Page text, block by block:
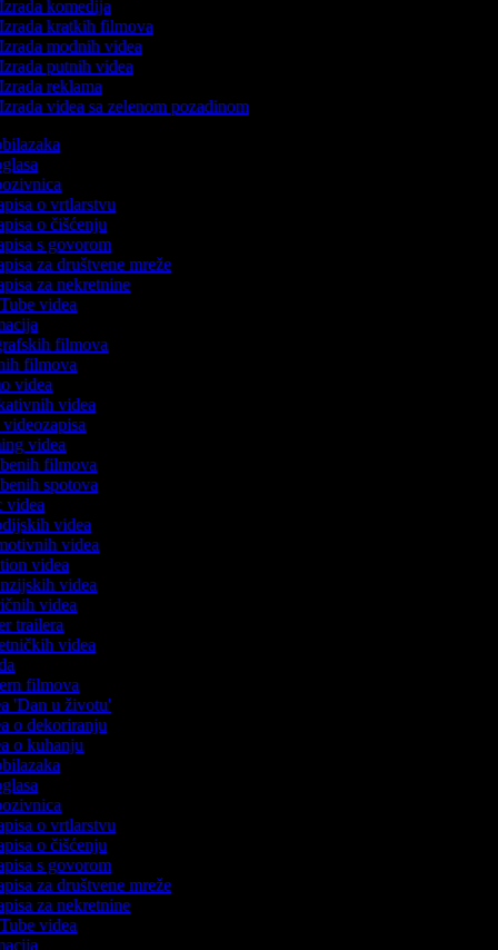
komedija
kratkih filmova
modnih videa
putnih videa
reklama
videa sa zelenom pozadinom
o vrtlarstvu
o čišćenju
s govorom
za društvene mreže
za nekretnine
videa
filmova
filmova
videa
videa
videa
filmova
spotova
videa
videa
videa
videa
videa
videa
trailera
videa
filmova
'Dan u životu'
o dekoriranju
o kuhanju
o vrtlarstvu
o čišćenju
s govorom
za društvene mreže
za nekretnine
videa